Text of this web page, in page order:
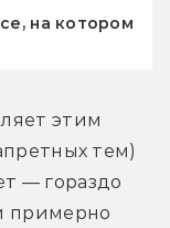
на котором
этим
тем)
— гораздо
примерно